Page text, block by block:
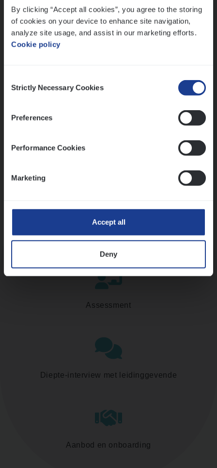
By clicking “Accept all cookies”, you agree to the storing
of cookies on your device to enhance site navigation,
analyze site usage, and assist in our marketing efforts.
Cookie policy
Selection
Strictly Necessary Cookies
Preferences
Performance Cookies
Marketing
Accept all
Deny
Meer dan collega’s: hoe Julie en Aurélie elkaar
versterken
Mathias houdt van diepgaande dossiers én droge
humor
Ons sollicitatieproces
Kennismaking met HR
Assessment
Diepte-interview met leidinggevende
Aanbod en onboarding